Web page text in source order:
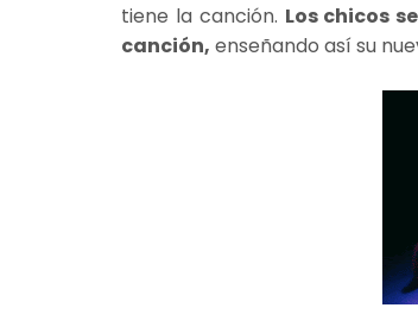
tiene la canción. Los chicos
canción, enseñando así su